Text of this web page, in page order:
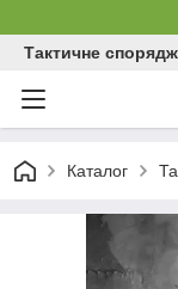
Тактичне
Каталог